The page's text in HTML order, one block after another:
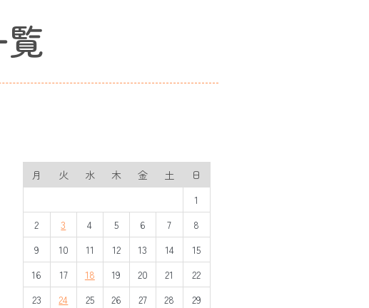
月 火 水 木 金 土
日
1
2
3 4 5 6 7
8
9
10 11 12 13 14
15
16
17 18 19 20 21
22
23
24 25 26 27 28
29